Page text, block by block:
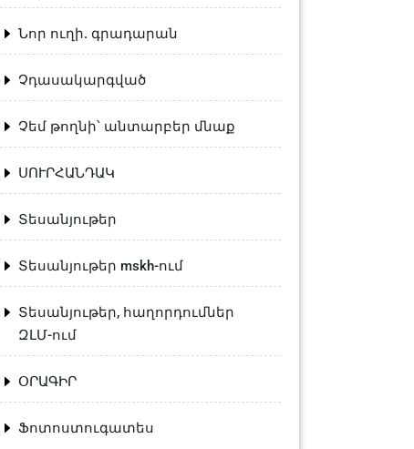
Նոր ուղի. գրադարան
Չդասակարգված
Չեմ թողնի՝ անտարբեր մնաք
ՍՈՒՐՀԱՆԴԱԿ
Տեսանյութեր
Տեսանյութեր mskh-ում
Տեսանյութեր, հաղորդումներ
ԶԼՄ-ում
ՕՐԱԳԻՐ
Ֆոտոստուգատես